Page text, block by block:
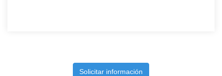
Solicitar información